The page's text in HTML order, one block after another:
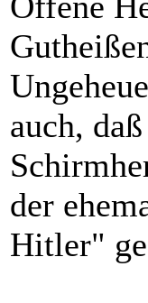
auch,
der
Hitler"